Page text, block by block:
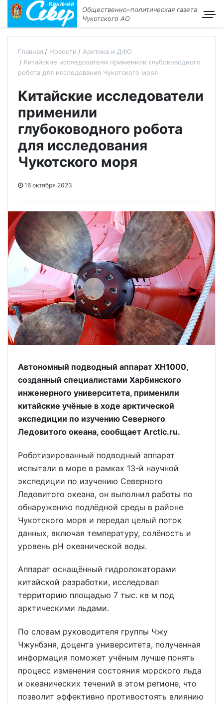
Общественно–политическая газета
Чукотского АО
Главная Новости
Арктика и ДФО
Китайские исследователи применили глубоководного
робота для исследования Чукотского моря
Китайские исследователи
применили
глубоководного робота
для исследования
Чукотского моря
16 октября 2023
Автономный подводный аппарат XH1000,
созданный специалистами Харбинского
инженерного университета, применили
китайские учёные в ходе арктической
экспедиции по изучению Северного
Ледовитого океана, сообщает Arctic.ru.
Роботизированный подводный аппарат
испытали в море в рамках 13-й научной
экспедиции по изучению Северного
Ледовитого океана, он выполнил работы по
обнаружению подлёдной среды в районе
Чукотского моря и передал целый поток
данных, включая температуру, солёность и
уровень pH океанической воды.
Аппарат оснащённый гидролокаторами
китайской разработки, исследовал
территорию площадью 7 тыс. кв м под
арктическими льдами.
По словам руководителя группы Чжу
Чжунбэня, доцента университета, полученная
информация поможет учёным лучше понять
процесс изменения состояния морского льда
и океанических течений в этом регионе, что
позволит эффективно противостоять влиянию